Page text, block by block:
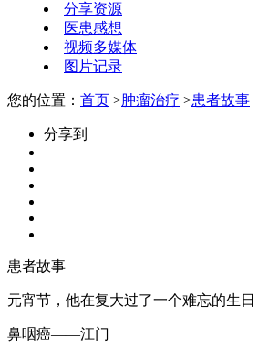
分享资源
医患感想
视频多媒体
图片记录
您的位置： 首页 >肿瘤治疗 >患者故事
分享到
患者故事
元宵节，他在复大过了一个难忘的生日
鼻咽癌——江门